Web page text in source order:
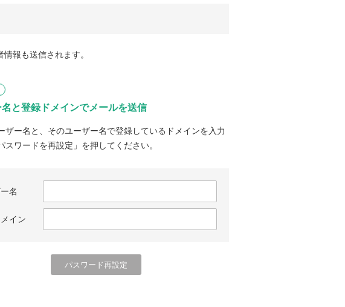
報も送信されます。
と登録ドメインでメールを送信
ザー名と、そのユーザー名で登録しているドメインを入力
スワードを再設定」を押してください。
名
イン